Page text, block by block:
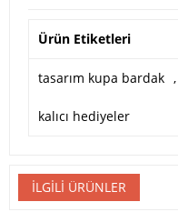
Ürün Etiketleri
tasarım kupa bardak ,
kalıcı hediyeler
İLGILI ÜRÜNLER